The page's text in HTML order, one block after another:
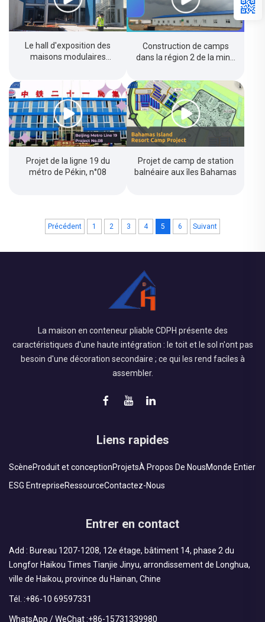
Le hall d'exposition des
maisons modulaires
Construction de camps
dans la région 2 de la mine
Pakistan
Projet de la ligne 19 du
métro de Pékin, n°08
Projet de camp de station
balnéaire aux îles Bahamas
Précédent 1 2 3 4 5 6 Suivant
La maison en conteneur pliable CDPH présente des
caractéristiques d'une haute intégration : le toit et le sol n'ont pas
besoin d'une décoration secondaire ; ce qui les rend faciles à
assembler.
Liens rapides
ScèneProduit et conceptionProjetsÀ Propos De NousMonde Entier
ESG EntrepriseRessourceContactez-Nous
Entrer en contact
Add : Bureau 1207-1208, 12e étage, bâtiment 14, phase 2 du
Longfor Haikou Times Tianjie Jinyu, arrondissement de Longhua,
ville de Haikou, province du Hainan, Chine
Tél. :+86-10 69597331
WhatsApp / WeChat :+86-15731339980